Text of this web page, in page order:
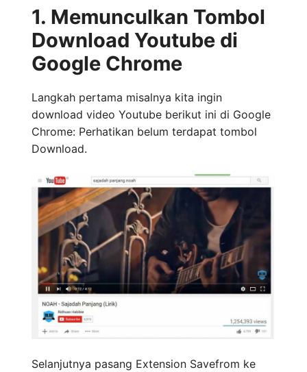
1. Memunculkan Tombol
Download Youtube di
Google Chrome
Langkah pertama misalnya kita ingin
download video Youtube berikut ini di Google
Chrome: Perhatikan belum terdapat tombol
Download.
Selanjutnya pasang Extension Savefrom ke